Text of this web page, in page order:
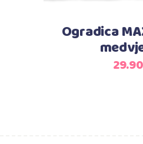
Ogradica
29.90